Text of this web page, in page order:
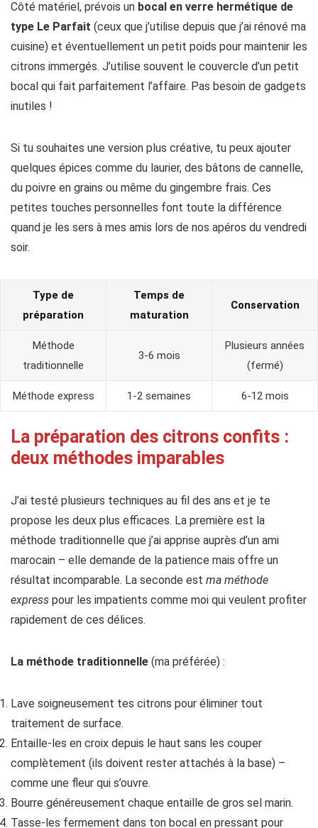
Côté matériel, prévois un bocal en verre hermétique de
type Le Parfait (ceux que j’utilise depuis que j’ai rénové ma
cuisine) et éventuellement un petit poids pour maintenir les
citrons immergés. J’utilise souvent le couvercle d’un petit
bocal qui fait parfaitement l’affaire. Pas besoin de gadgets
inutiles !
Si tu souhaites une version plus créative, tu peux ajouter
quelques épices comme du laurier, des bâtons de cannelle,
du poivre en grains ou même du gingembre frais. Ces
petites touches personnelles font toute la différence
quand je les sers à mes amis lors de nos apéros du vendredi
soir.
Type de
préparation
Temps de
maturation
Conservation
Méthode
traditionnelle
3-6 mois
Plusieurs années
(fermé)
Méthode express 1-2 semaines 6-12 mois
La préparation des citrons confits :
deux méthodes imparables
J’ai testé plusieurs techniques au fil des ans et je te
propose les deux plus efficaces. La première est la
méthode traditionnelle que j’ai apprise auprès d’un ami
marocain – elle demande de la patience mais offre un
résultat incomparable. La seconde est ma méthode
express pour les impatients comme moi qui veulent profiter
rapidement de ces délices.
La méthode traditionnelle (ma préférée) :
Lave soigneusement tes citrons pour éliminer tout
traitement de surface.
Entaille-les en croix depuis le haut sans les couper
complètement (ils doivent rester attachés à la base) –
comme une fleur qui s’ouvre.
Bourre généreusement chaque entaille de gros sel marin.
Tasse-les fermement dans ton bocal en pressant pour